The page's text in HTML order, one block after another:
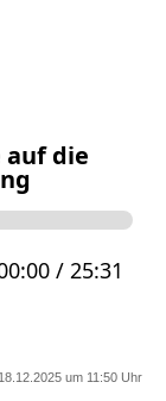
18.12.2025 um 11:50 Uhr